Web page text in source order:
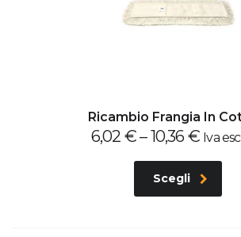
Ricambio Frangia In
6,02 €–10,36 € Iva
Scegli